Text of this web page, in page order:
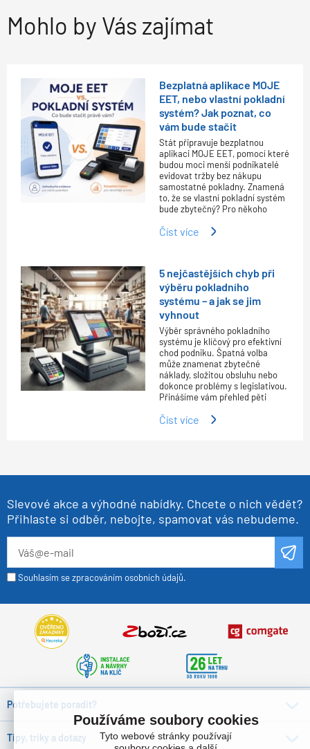
Mohlo by Vás zajímat
Bezplatná aplikace MOJE
EET, nebo vlastní pokladní
systém? Jak poznat, co
vám bude stačit
Stát připravuje bezplatnou
aplikaci MOJE EET, pomocí které
budou moci menší podnikatelé
evidovat tržby bez nákupu
samostatné pokladny. Znamená
to, že se vlastní pokladní systém
bude zbytečný? Pro někoho
Číst více
5 nejčastějších chyb při
výběru pokladního
systému – a jak se jim
vyhnout
Výběr správného pokladního
systému je klíčový pro efektivní
chod podniku. Špatná volba
může znamenat zbytečné
náklady, složitou obsluhu nebo
dokonce problémy s legislativou.
Přinášíme vám přehled pěti
Číst více
Slevové akce a výhodné nabídky. Chcete o nich vědět?
Přihlaste si odběr, nebojte, spamovat vás nebudeme.
Souhlasím se zpracováním osobních údajů.
Potřebujete poradit?
Tipy, triky a dotazy
Používáme soubory cookies
Tyto webové stránky používají